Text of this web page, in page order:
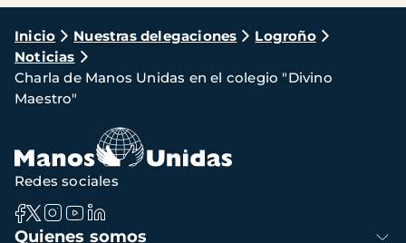
Ruta
de
navegación
Inicio Nuestras delegaciones
Logroño
Noticias
Charla de Manos Unidas en el colegio "Divino
Maestro"
Navegación
Quienes somos
Redes sociales